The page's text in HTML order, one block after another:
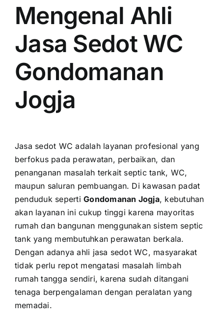
Mengenal Ahli
Jasa Sedot WC
Gondomanan
Jogja
Jasa sedot WC adalah layanan profesional yang
berfokus pada perawatan, perbaikan, dan
penanganan masalah terkait septic tank, WC,
maupun saluran pembuangan. Di kawasan padat
penduduk sepertiGondomanan Jogja, kebutuhan
akan layanan ini cukup tinggi karena mayoritas
rumah dan bangunan menggunakan sistem septic
tank yang membutuhkan perawatan berkala.
Dengan adanya ahli jasa sedot WC, masyarakat
tidak perlu repot mengatasi masalah limbah
rumah tangga sendiri, karena sudah ditangani
tenaga berpengalaman dengan peralatan yang
memadai.